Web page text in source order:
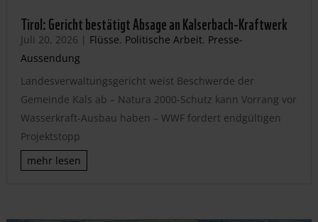
Tirol: Gericht bestätigt Absage an Kalserbach-Kraftwerk
Juli 20, 2026 | Flüsse, Politische Arbeit, Presse-
Aussendung
Landesverwaltungsgericht weist Beschwerde der
Gemeinde Kals ab – Natura 2000-Schutz kann Vorrang vor
Wasserkraft-Ausbau haben – WWF fordert endgültigen
Projektstopp
mehr lesen